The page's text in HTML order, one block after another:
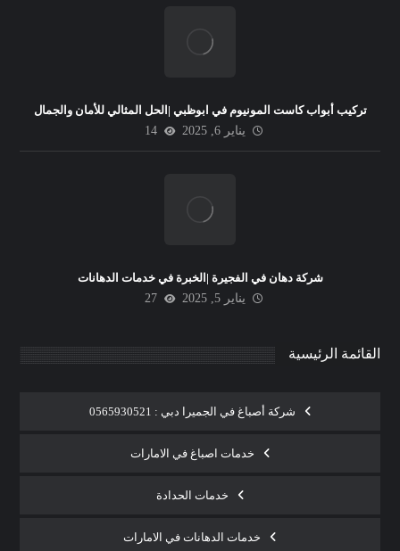
تركيب أبواب كاست المونيوم في ابوظبي |الحل المثالي للأمان والجمال
يناير 6, 2025
14
شركة دهان في الفجيرة |الخبرة في خدمات الدهانات
يناير 5, 2025
27
القائمة الرئيسية
شركة أصباغ في الجميرا دبي : 0565930521
خدمات اصباغ في الامارات
خدمات الحدادة
خدمات الدهانات في الامارات